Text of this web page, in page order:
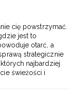
cię powstrzymać.
jest to
otarć, a
strategicznie
najbardziej
świeżości i